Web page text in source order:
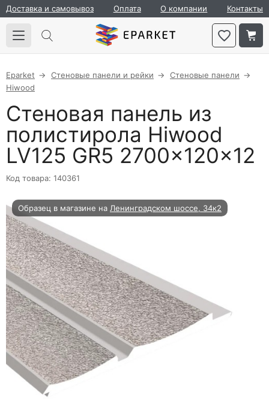
Доставка и самовывоз Оплата О компании Контакты
Eparket Стеновые панели и рейки
Стеновые панели
Hiwood
Стеновая панель из
полистирола Hiwood
LV125 GR5 2700×120×12
Код товара: 140361
Образец в магазине на Ленинградском шоссе, 34к2